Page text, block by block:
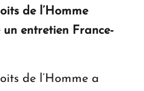
de l’Homme
un entretien France-
de l’Homme a